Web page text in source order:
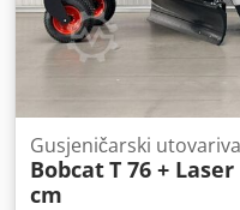
Gusjeničarski
BobcatT 76 +
cm